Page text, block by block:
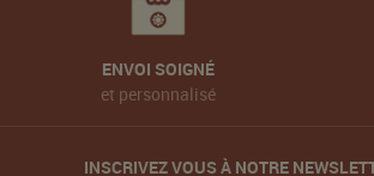
ENVOI SOIGNÉ
et personnalisé
INSCRIVEZ VOUS À NOTRE